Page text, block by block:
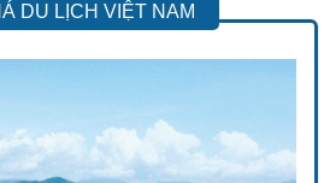
DU LỊCH VIỆT NAM